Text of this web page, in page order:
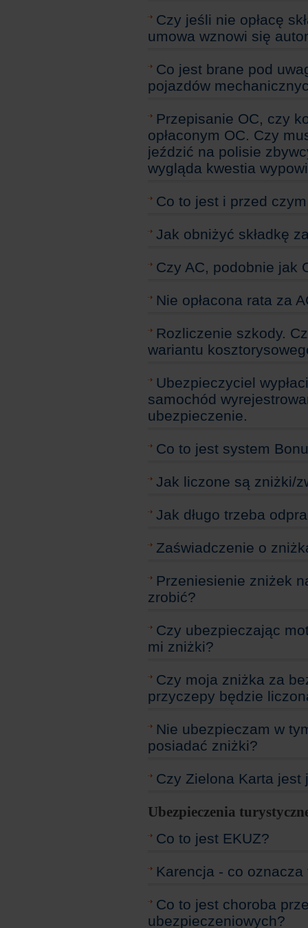
Czy jeśli nie opłacę
umowa wznowi się
Co jest brane pod
pojazdów
Przepisanie OC, czy
opłaconym OC. Czy
jeździć na polisie
wygląda kwestia
Co to jest i przed
Jak obniżyć składkę
Czy AC, podobnie jak
Nie opłacona rata za
Rozliczenie szkody.
wariantu
Ubezpieczyciel
samochód
ubezpieczenie.
Co to jest system
Jak liczone są zniżki/
Jak długo trzeba
Zaświadczenie o
Przeniesienie zniżek
zrobić?
Czy ubezpieczając
mi zniżki?
Czy moja zniżka za
przyczepy będzie
Nie ubezpieczam w
posiadać zniżki?
Czy Zielona Karta jest
Ubezpieczenia
Co to jest EKUZ?
Karencja - co oznacza
Co to jest choroba
ubezpieczeniowych?